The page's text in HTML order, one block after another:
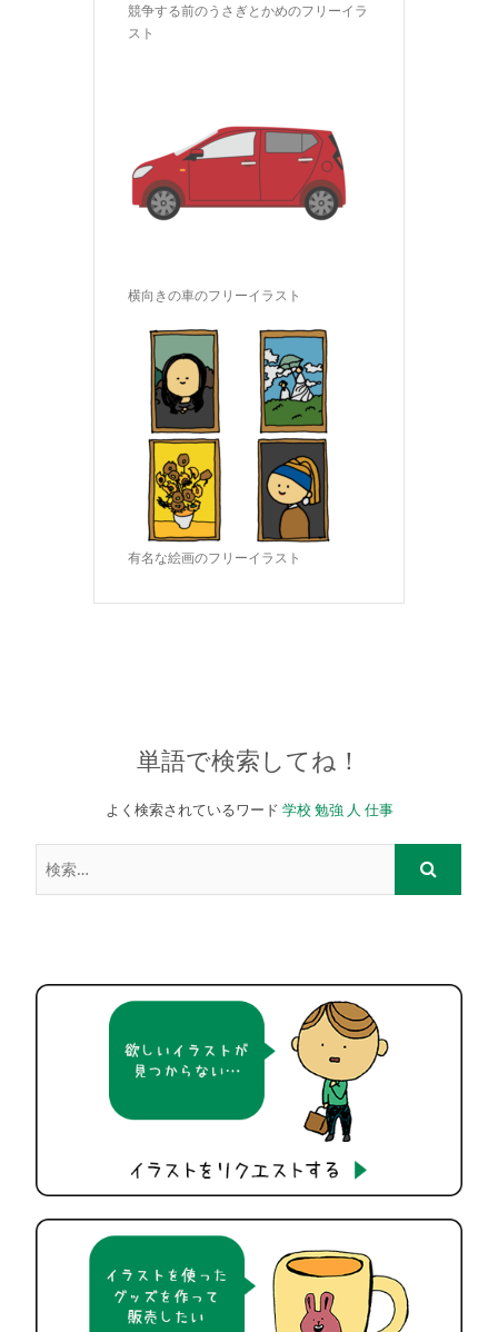
競争する前のうさぎとかめのフリーイラ
スト
横向きの車のフリーイラスト
有名な絵画のフリーイラスト
単語で検索してね！
よく検索されているワード 学校 勉強 人 仕事